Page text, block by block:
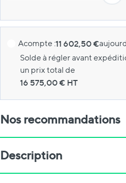
Acompte :11 602,50 €
Solde à régler avant
un prix total de
16 575,00€ HT
Nos recommandations
Description